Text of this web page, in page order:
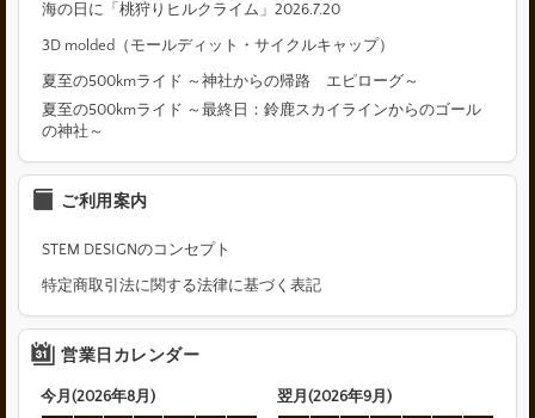
海の日に「桃狩りヒルクライム」2026.7.20
3D molded（モールディット・サイクルキャップ）
夏至の500kmライド ～神社からの帰路 エピローグ～
夏至の500kmライド ～最終日：鈴鹿スカイラインからのゴール
の神社～
ご利用案内
STEM DESIGNのコンセプト
特定商取引法に関する法律に基づく表記
営業日カレンダー
今月(2026年8月)
翌月(2026年9月)